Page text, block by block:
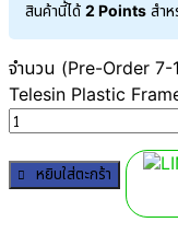
สินค้านี้ได้ 2 Points สำห
จำนวน (Pre-Order
Telesin Plastic
หยิบใส่ตะกร้า